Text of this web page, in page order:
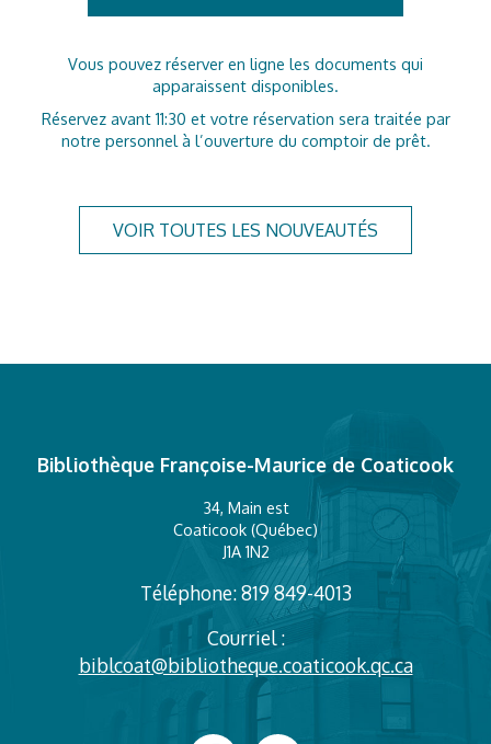
Vous pouvez réserver en ligne les documents qui
apparaissent disponibles.
Réservez avant 11:30 et votre réservation sera traitée par
notre personnel à l’ouverture du comptoir de prêt.
VOIR TOUTES LES NOUVEAUTÉS
Bibliothèque Françoise-Maurice de Coaticook
34, Main est
Coaticook (Québec)
J1A 1N2
Téléphone: 819 849-4013
Courriel :
biblcoat@bibliotheque.coaticook.qc.ca